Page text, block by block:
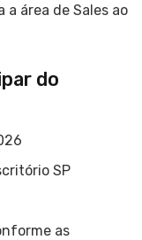
a área de Sales ao
do
SP
as